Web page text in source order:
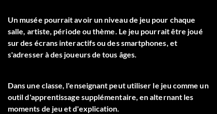
Un musée pourrait avoir un niveau de jeu pour chaque
salle, artiste, période ou thème. Le jeu pourrait être joué
sur des écrans interactifs ou des smartphones, et
s'adresser à des joueurs de tous âges.
Dans une classe, l'enseignant peut utiliser le jeu comme un
outil d'apprentissage supplémentaire, en alternant les
moments de jeu et d'explication.